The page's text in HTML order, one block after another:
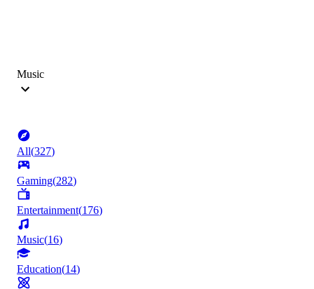
Music
All(327)
Gaming(282)
Entertainment(176)
Music(16)
Education(14)